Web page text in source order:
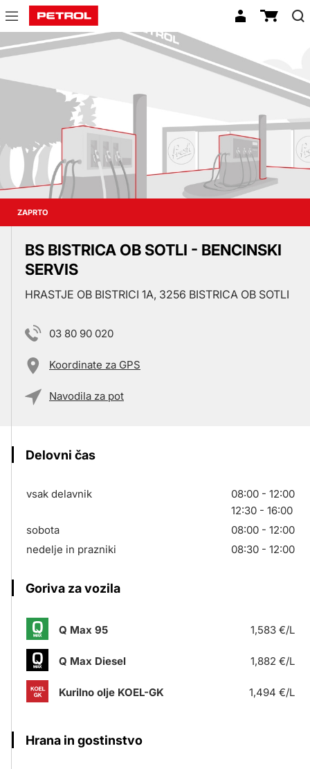
Prodajna
mesta
ZAPRTO
BS BISTRICA OB SOTLI - BENCINSKI
SERVIS
HRASTJE OB BISTRICI 1A, 3256 BISTRICA OB SOTLI
03 80 90 020
Koordinate za GPS
Navodila za pot
Delovni čas
vsak delavnik
08:00 - 12:00
12:30 - 16:00
sobota
08:00 - 12:00
nedelje in prazniki
08:30 - 12:00
Goriva za vozila
Q Max 95 1,583 €/L
Q Max Diesel 1,882 €/L
Kurilno olje KOEL-GK 1,494 €/L
Hrana in gostinstvo